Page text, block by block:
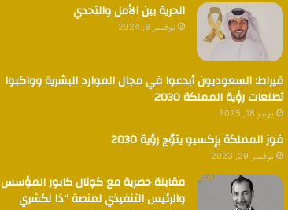
الحرية بين الأمل والتحدي
نوفمبر 8, 2024
قيراط: السعوديون أبدعوا في مجال الموارد البشرية وواكبوا
تطلعات رؤية المملكة 2030
يونيو 18, 2025
فوز المملكة بإكسبو يتوٌج رؤية 2030
نوفمبر 29, 2023
مقابلة حصرية مع كونال كابور المؤسس
والرئيس التنفيذي لمنصة “ذا لكشري